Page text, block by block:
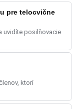
pre telocvične
uvidíte posilňovacie
ktorí